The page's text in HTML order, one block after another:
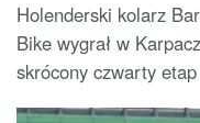
Holenderski kolarz
Bike wygrał w
skrócony czwarty